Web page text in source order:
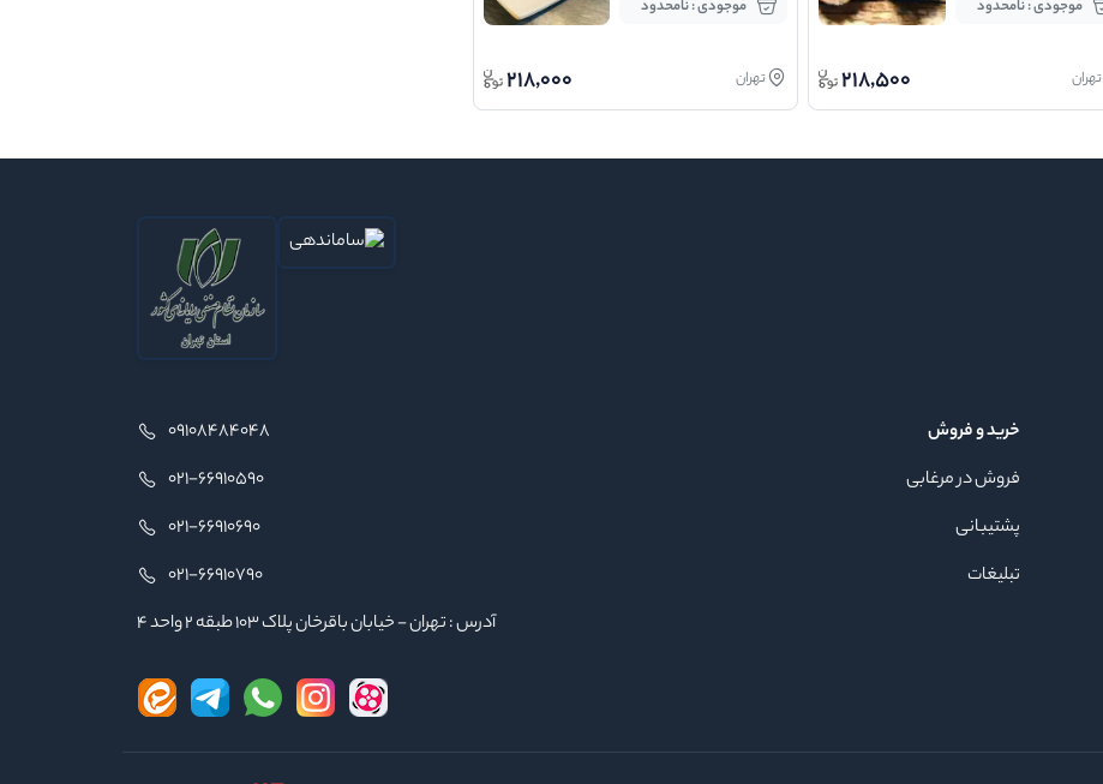
موجودی : نامحدود
تهران 218,500
موجودی : نامحدود
تهران 218,000
خرید و فروش
فروش در مرغابی
پشتیبانی
تبلیغات
09108484048
021-66910590
021-66910690
021-66910790
آدرس : تهران - خیابان باقرخان پلاک ۱۰۳ طبقه ۲ واحد ۴